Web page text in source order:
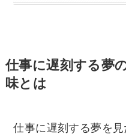
仕事に遅刻する夢
味とは
仕事に遅刻する夢を